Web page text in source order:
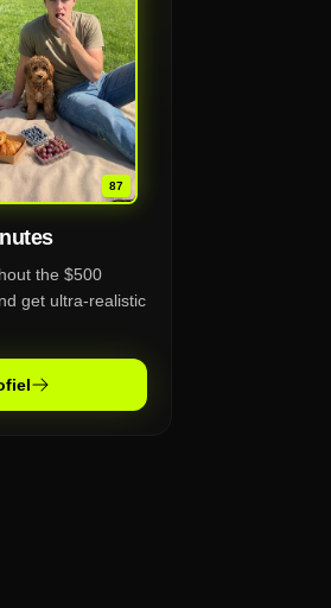
87
the $500
get ultra-realistic